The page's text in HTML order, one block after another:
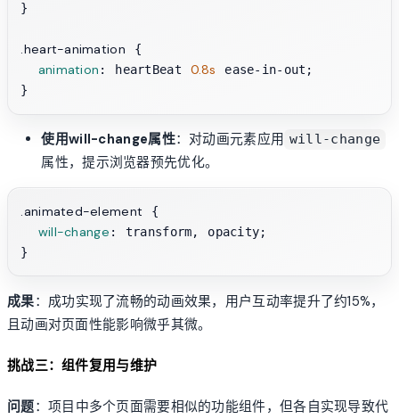
}
.heart-animation {
animation : heartBeat 0.8s
ease-in-out;
使用will-change属性：对动画元素应用 will-change
属性，提示浏览器预先优化。
.animated-element {
will-change : transform, opacity;
成果：成功实现了流畅的动画效果，用户互动率提升了约15%，
且动画对页面性能影响微乎其微。
挑战三：组件复用与维护
问题：项目中多个页面需要相似的功能组件，但各自实现导致代